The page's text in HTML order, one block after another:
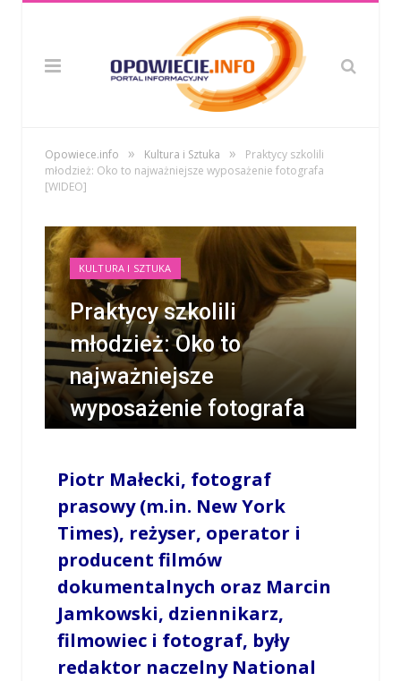
Opowiece.info » Kultura i Sztuka »
Praktycy szkolili
młodzież: Oko to najważniejsze wyposażenie fotografa
[WIDEO]
KULTURA I SZTUKA
Praktycy szkolili
młodzież: Oko to
najważniejsze
wyposażenie fotografa
/ ANNA KONOPKA / 8 WRZEŚNIA 2020 / 22:48
0 COMMENTS
Piotr Małecki, fotograf
prasowy (m.in. New York
Times), reżyser, operator i
producent filmów
dokumentalnych oraz Marcin
Jamkowski, dziennikarz,
filmowiec i fotograf, były
redaktor naczelny National